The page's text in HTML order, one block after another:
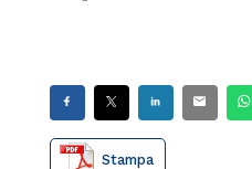
Stampa